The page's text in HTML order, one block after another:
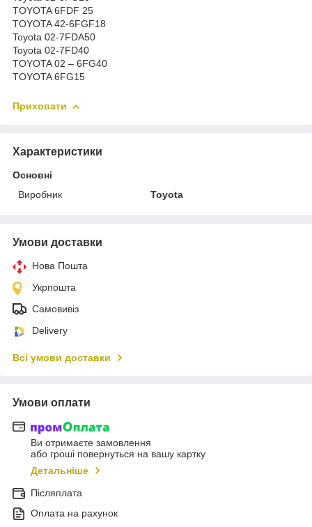
TOYOTA 6FDF 25
TOYOTA 42-6FGF18
Toyota 02-7FDA50
Toyota 02-7FD40
TOYOTA 02 – 6FG40
TOYOTA 6FG15
Приховати
Характеристики
Основні
Виробник
Toyota
Умови доставки
Нова Пошта
Укрпошта
Самовивіз
Delivery
Всі умови доставки
Умови оплати
Ви отримаєте замовлення
або гроші повернуться на вашу картку
Детальніше
Післяплата
Оплата на рахунок